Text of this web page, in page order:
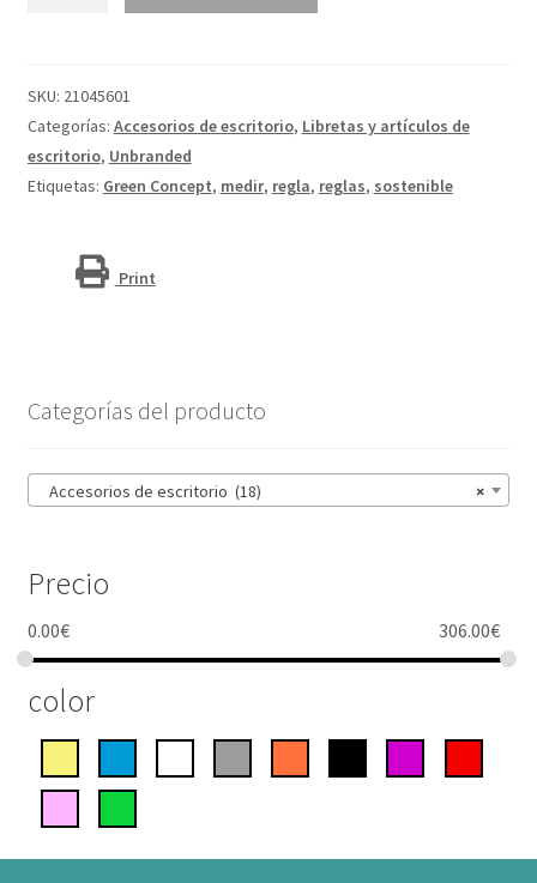
con
forma
de
camión
"Tait"
SKU: 21045601
Categorías: Accesorios de escritorio, Libretas y artículos de
escritorio, Unbranded
Etiquetas: Green Concept, medir, regla, reglas, sostenible
Print
Categorías del producto
×
Accesorios de escritorio (18)
Precio
0.00€ 306.00€
color